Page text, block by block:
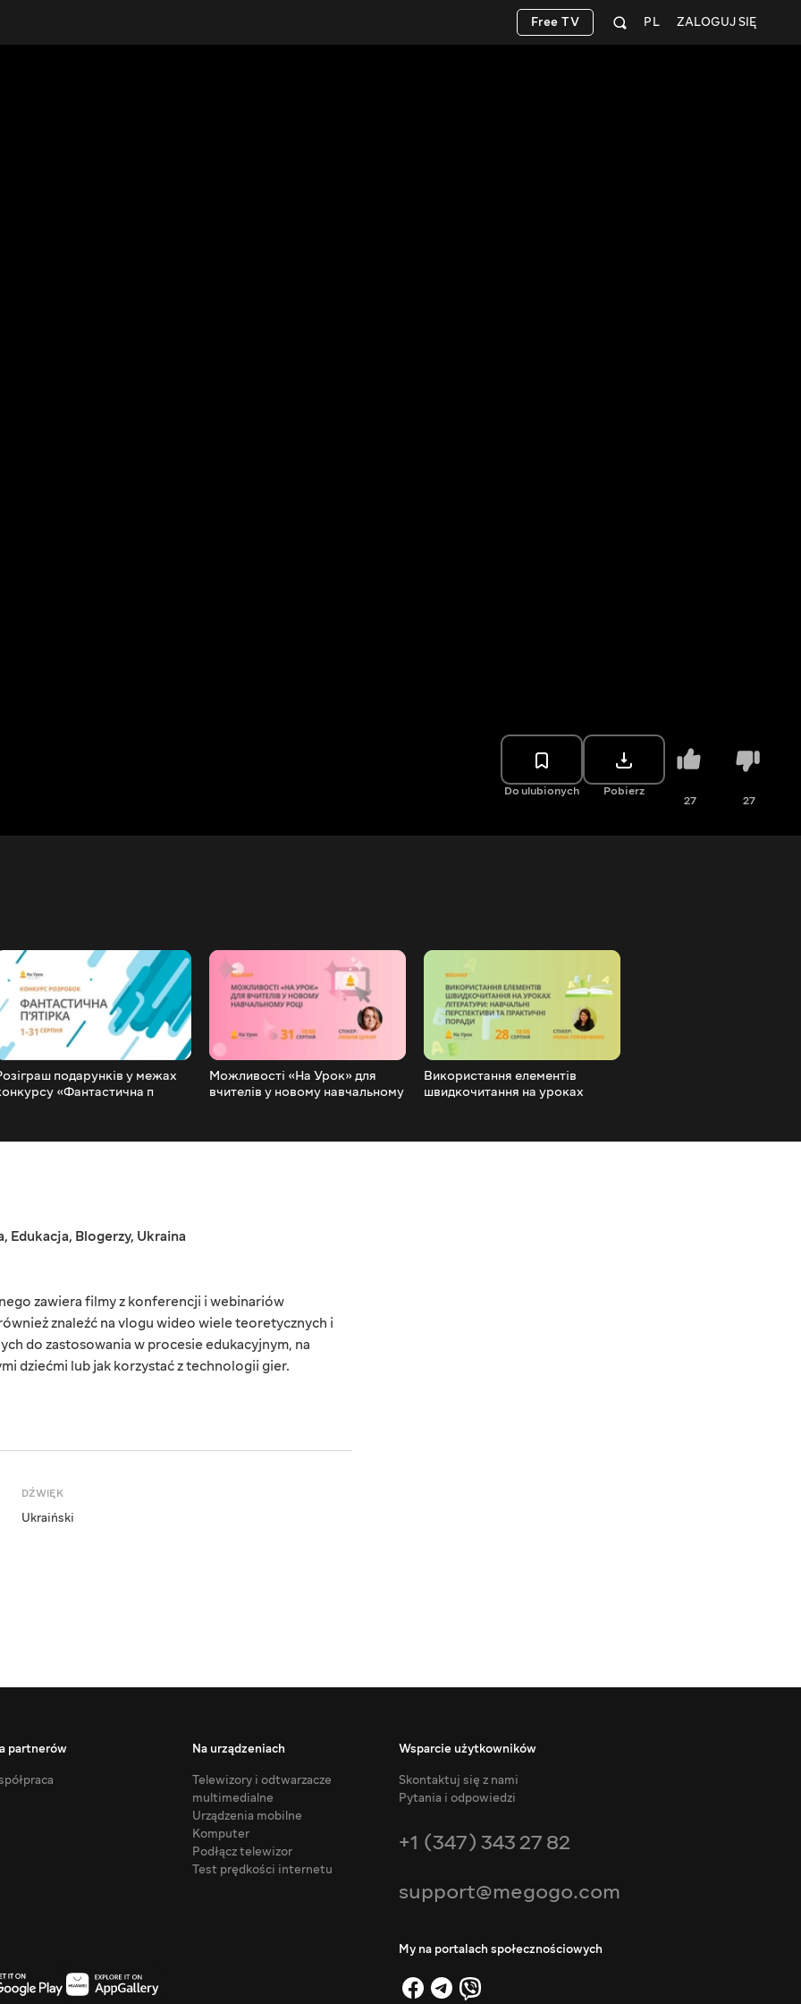
ZALOGUJ SIĘ
PL
Free TV
Do ulubionych Pobierz
27 27
подарунків у межах
«Фантастична п
Можливості «На Урок» для
вчителів у новому навчальному
Використання елементів
швидкочитання на уроках
поради
, Edukacja, Blogerzy, Ukraina
zawiera filmy z konferencji i webinariów
znaleźć na vlogu wideo wiele teoretycznych i
do zastosowania w procesie edukacyjnym, na
dziećmi lub jak korzystać z technologii gier.
DŹWIĘK
Ukraiński
partnerów
Na urządzeniach
Telewizory i odtwarzacze
multimedialne
Urządzenia mobilne
Komputer
Podłącz telewizor
Test prędkości internetu
Wsparcie użytkowników
Skontaktuj się z nami
Pytania i odpowiedzi
+1 (347) 343 27 82
support@megogo.com
My na portalach społecznościowych